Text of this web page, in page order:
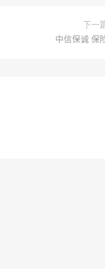
下一
中信保诚 保